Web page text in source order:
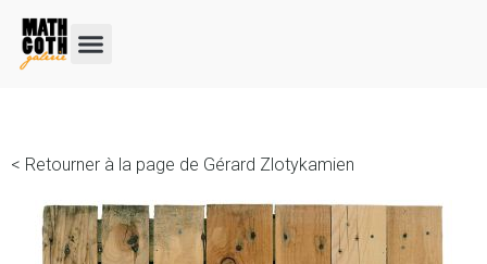
< Retourner à la page de Gérard Zlotykamien